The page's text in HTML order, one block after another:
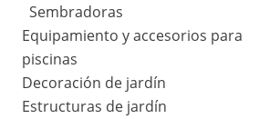
Sembradoras
Equipamiento y accesorios para
piscinas
Decoración de jardín
Estructuras de jardín